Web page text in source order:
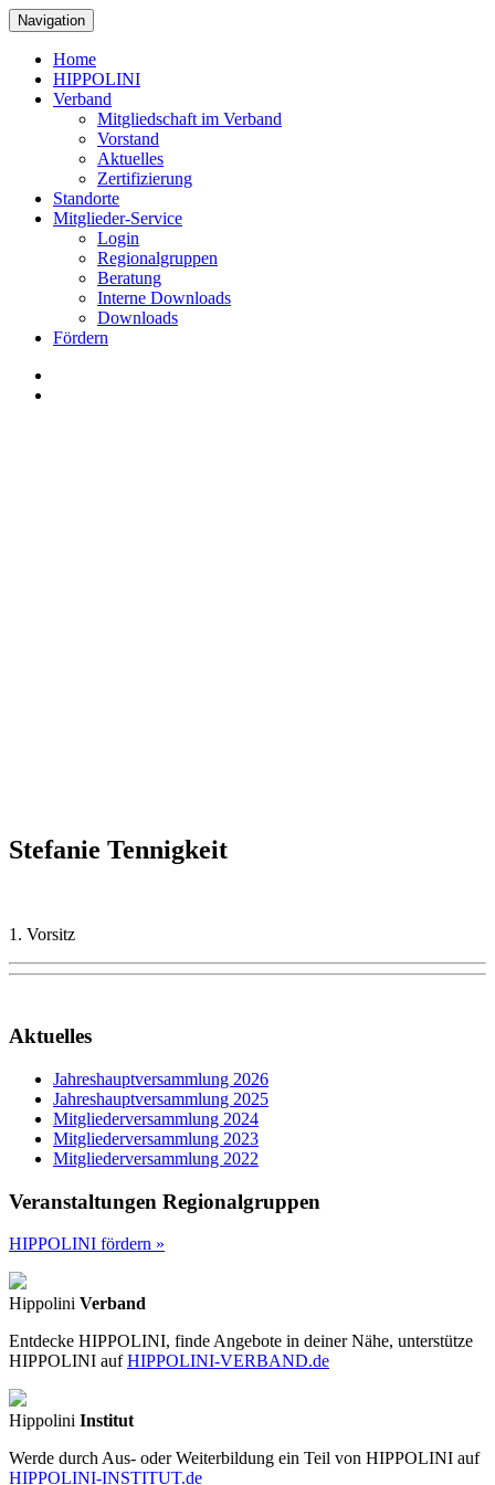
Navigation
Home
HIPPOLINI
Verband
Mitgliedschaft im Verband
Vorstand
Aktuelles
Zertifizierung
Standorte
Mitglieder-Service
Login
Regionalgruppen
Beratung
Interne Downloads
Downloads
Fördern
Stefanie Tennigkeit
1. Vorsitz
Aktuelles
Jahreshauptversammlung 2026
Jahreshauptversammlung 2025
Mitgliederversammlung 2024
Mitgliederversammlung 2023
Mitgliederversammlung 2022
Veranstaltungen Regionalgruppen
HIPPOLINI fördern »
Hippolini Verband
Entdecke HIPPOLINI, finde Angebote in deiner Nähe, unterstütze
HIPPOLINI aufHIPPOLINI-VERBAND.de
Hippolini Institut
Werde durch Aus- oder Weiterbildung ein Teil von HIPPOLINI auf
HIPPOLINI-INSTITUT.de